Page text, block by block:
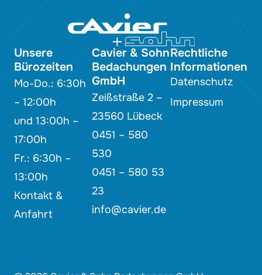
Unsere
Bürozeiten
Mo-Do.: 6:30h
– 12:00h
und 13:00h –
17:00h
Fr.: 6:30h –
13:00h
Kontakt &
Anfahrt
Cavier & Sohn
Bedachungen
GmbH
Zeißstraße 2 –
23560 Lübeck
0451 – 580
530
0451 – 580 53
23
info@cavier.de
Rechtliche
Informationen
Datenschutz
Impressum